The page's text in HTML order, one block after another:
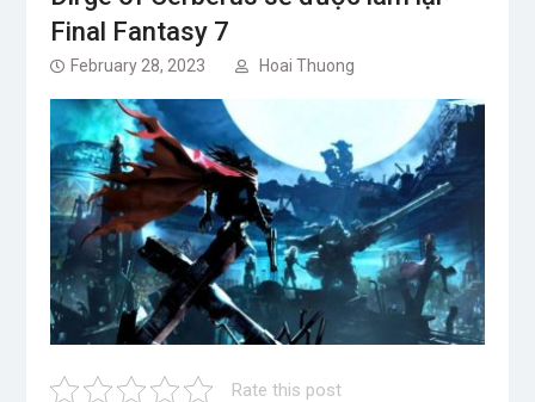
Final Fantasy 7
February 28, 2023 Hoai Thuong
Rate this post